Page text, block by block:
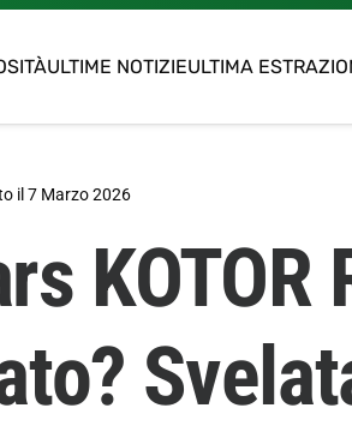
ULTIME NOTIZIEULTIMA
il7 Marzo 2026
KOTOR